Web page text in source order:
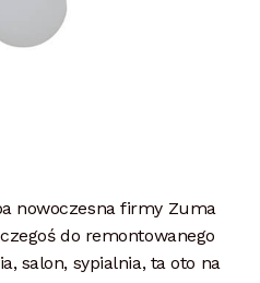
nowoczesna firmy Zuma
do remontowanego
salon, sypialnia, ta oto na